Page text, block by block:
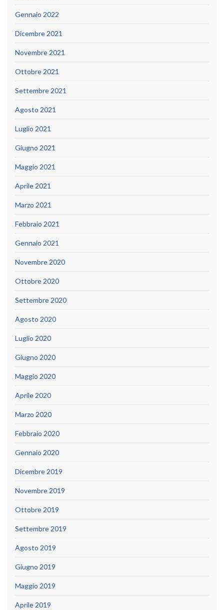
Gennaio 2022
Dicembre 2021
Novembre 2021
Ottobre 2021
Settembre 2021
Agosto 2021
Luglio 2021
Giugno 2021
Maggio 2021
Aprile 2021
Marzo 2021
Febbraio 2021
Gennaio 2021
Novembre 2020
Ottobre 2020
Settembre 2020
Agosto 2020
Luglio 2020
Giugno 2020
Maggio 2020
Aprile 2020
Marzo 2020
Febbraio 2020
Gennaio 2020
Dicembre 2019
Novembre 2019
Ottobre 2019
Settembre 2019
Agosto 2019
Giugno 2019
Maggio 2019
Aprile 2019